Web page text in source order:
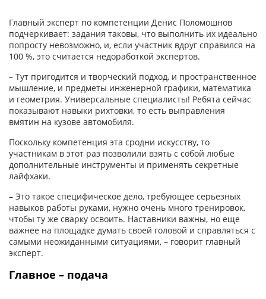
Главный эксперт по компетенции Денис Поломошнов
подчеркивает: задания таковы, что выполнить их идеально
попросту невозможно, и, если участник вдруг справился на
100 %, это считается недоработкой экспертов.
– Тут пригодится и творческий подход, и пространственное
мышление, и предметы инженерной графики, математика
и геометрия. Универсальные специалисты! Ребята сейчас
показывают навыки рихтовки, то есть выправления
вмятин на кузове автомобиля.
Поскольку компетенция эта сродни искусству, то
участникам в этот раз позволили взять с собой любые
дополнительные инструменты и применять секретные
лайфхаки.
– Это такое специфическое дело, требующее серьезных
навыков работы руками, нужно очень много тренировок,
чтобы ту же сварку освоить. Наставники важны, но еще
важнее на площадке думать своей головой и справляться с
самыми неожиданными ситуациями, – говорит главный
эксперт.
Главное – подача